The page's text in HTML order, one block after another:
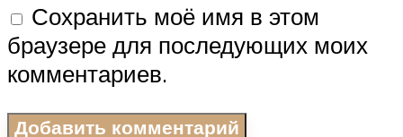
Сохранить моё имя в этом
браузере для последующих моих
комментариев.